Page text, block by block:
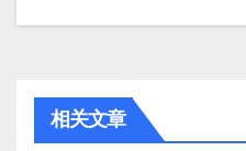
相关文章